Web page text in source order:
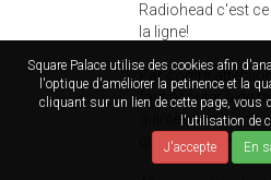
Square Palace utilise des cookies afin
l'optique d'améliorer la petinence et la
cliquant sur un lien de cette page, vous
l'utilisation de
J'accepte
En
Radiohead c'est
la ligne!
Par contre
faut écouter à de
quintessence,
que du bonheur.